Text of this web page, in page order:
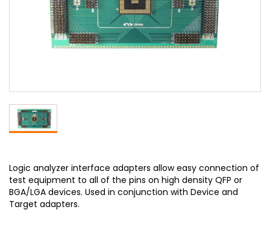
Logic analyzer interface adapters allow easy connection of
test equipment to all of the pins on high density QFP or
BGA/LGA devices. Used in conjunction with Device and
Target adapters.